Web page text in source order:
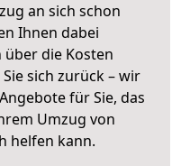
an sich schon
Ihnen dabei
über die Kosten
sich zurück – wir
für Sie, das
Umzug von
helfen kann.